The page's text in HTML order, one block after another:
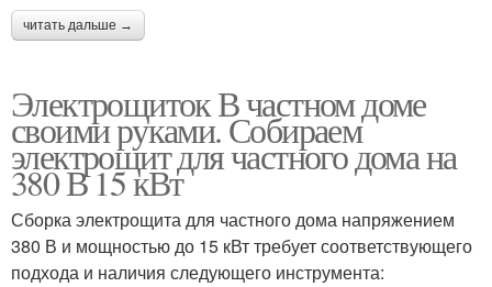
читать дальше →
Электрощиток В частном доме
своими руками. Собираем
электрощит для частного дома на
380 В 15 кВт
Сборка электрощита для частного дома напряжением
380 В и мощностью до 15 кВт требует соответствующего
подхода и наличия следующего инструмента: